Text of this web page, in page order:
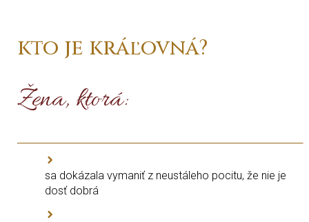
kto je kráľovná?
Žena, ktorá:
sa dokázala vymaniť z neustáleho pocitu, že nie je
dosť dobrá